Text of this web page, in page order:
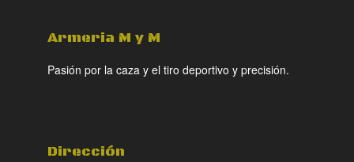
Armeria M y M
Pasión por la caza y el tiro deportivo y precisión.
Dirección